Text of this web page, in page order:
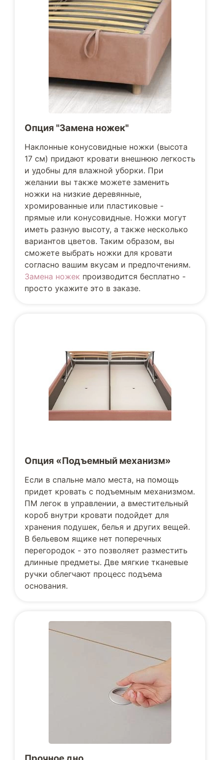
Опция "Замена ножек"
Наклонные конусовидные ножки (высота
17 см) придают кровати внешнюю легкость
и удобны для влажной уборки. При
желании вы также можете заменить
ножки на низкие деревянные,
хромированные или пластиковые -
прямые или конусовидные. Ножки могут
иметь разную высоту, а также несколько
вариантов цветов. Таким образом, вы
сможете выбрать ножки для кровати
согласно вашим вкусам и предпочтениям.
Замена ножек производится бесплатно -
просто укажите это в заказе.
Опция «Подъемный механизм»
Если в спальне мало места, на помощь
придет кровать с подъемным механизмом.
ПМ легок в управлении, а вместительный
короб внутри кровати подойдет для
хранения подушек, белья и других вещей.
В бельевом ящике нет поперечных
перегородок - это позволяет разместить
длинные предметы. Две мягкие тканевые
ручки облегчают процесс подъема
основания.